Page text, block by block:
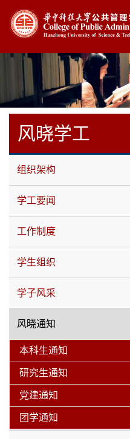
风晓学工
组织架构
学工要闻
工作制度
学生组织
学子风采
风晓通知
本科生通知
研究生通知
党建通知
团学通知